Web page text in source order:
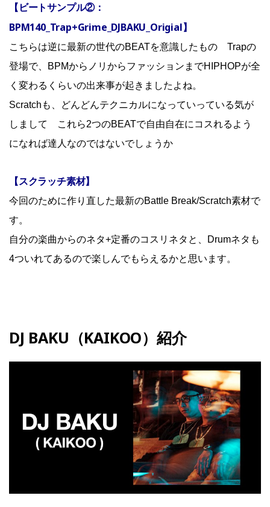
【ビートサンプル②：
BPM140_Trap+Grime_DJBAKU_Origial】
こちらは逆に最新の世代のBEATを意識したもの Trapの
登場で、BPMからノリからファッションまでHIPHOPが全
く変わるくらいの出来事が起きましたよね。
Scratchも、どんどんテクニカルになっていっている気が
しまして これら2つのBEATで自由自在にコスれるよう
になれば達人なのではないでしょうか
【スクラッチ素材】
今回のために作り直した最新のBattle Break/Scratch素材で
す。
自分の楽曲からのネタ+定番のコスリネタと、Drumネタも
4ついれてあるので楽しんでもらえるかと思います。
DJ BAKU（KAIKOO）紹介